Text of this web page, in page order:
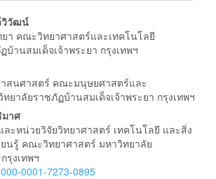
วิวัฒน์
า คณะวิทยาศาสตร์และเทคโนโลยี
านสมเด็จเจ้าพระยา กรุงเทพฯ
สนศาสตร์ คณะมนุษยศาสตร์และ
ยาลัยราชภัฏบ้านสมเด็จเจ้าพระยา กรุงเทพฯ
มาศ
ะหน่วยวิจัยวิทยาศาสตร์ เทคโนโลยี และสิ่ง
ยนรู้ คณะวิทยาศาสตร์ มหาวิทยาลัย
งเทพฯ
0001-7273-0895